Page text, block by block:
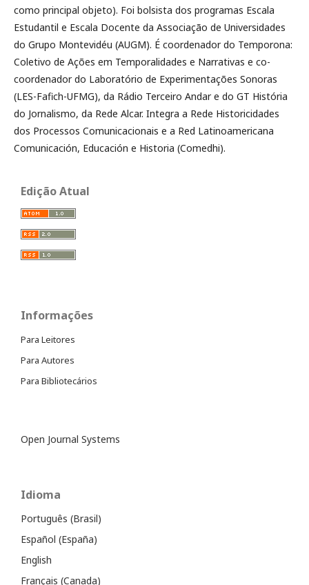
como principal objeto). Foi bolsista dos programas Escala
Estudantil e Escala Docente da Associação de Universidades
do Grupo Montevidéu (AUGM). É coordenador do Temporona:
Coletivo de Ações em Temporalidades e Narrativas e co-
coordenador do Laboratório de Experimentações Sonoras
(LES-Fafich-UFMG), da Rádio Terceiro Andar e do GT História
do Jornalismo, da Rede Alcar. Integra a Rede Historicidades
dos Processos Comunicacionais e a Red Latinoamericana
Comunicación, Educación e Historia (Comedhi).
Edição Atual
Informações
Para Leitores
Para Autores
Para Bibliotecários
Open Journal Systems
Idioma
Português (Brasil)
Español (España)
English
Français (Canada)